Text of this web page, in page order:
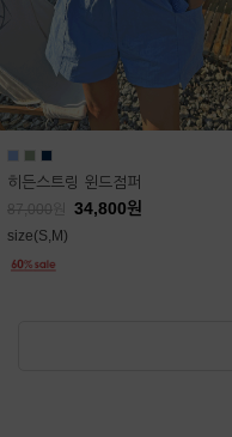
히든스트링 윈드점퍼
87,000 34,800원
size(S,M)